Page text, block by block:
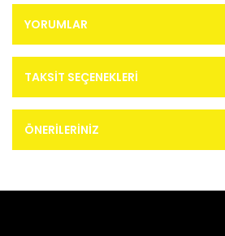
YORUMLAR
TAKSIT SEÇENEKLERI
ÖNERILERINIZ